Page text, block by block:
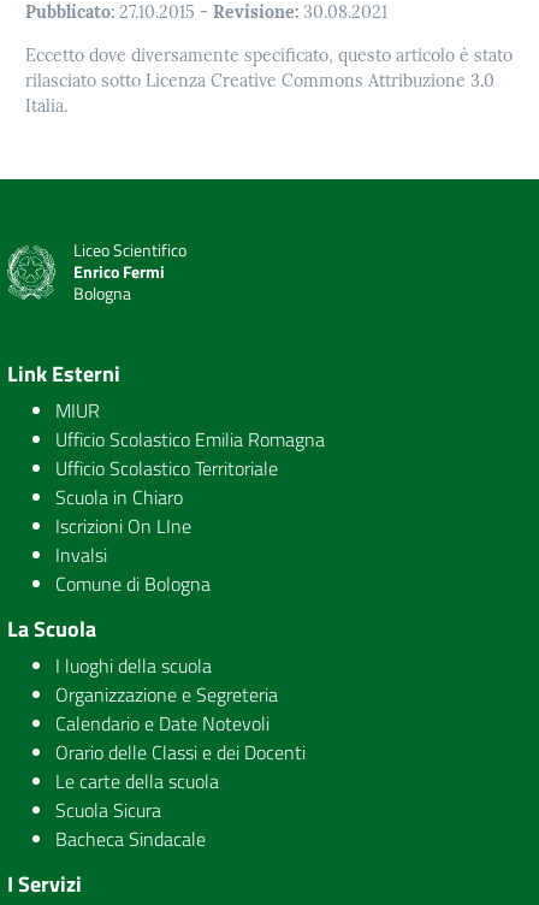
Pubblicato: 27.10.2015 - Revisione: 30.08.2021
Eccetto dove diversamente specificato, questo articolo è stato
rilasciato sotto Licenza Creative Commons Attribuzione 3.0
Italia.
Liceo Scientifico
Enrico Fermi
Bologna
Link Esterni
MIUR
Ufficio Scolastico Emilia Romagna
Ufficio Scolastico Territoriale
Scuola in Chiaro
Iscrizioni On LIne
Invalsi
Comune di Bologna
La Scuola
I luoghi della scuola
Organizzazione e Segreteria
Calendario e Date Notevoli
Orario delle Classi e dei Docenti
Le carte della scuola
Scuola Sicura
Bacheca Sindacale
I Servizi